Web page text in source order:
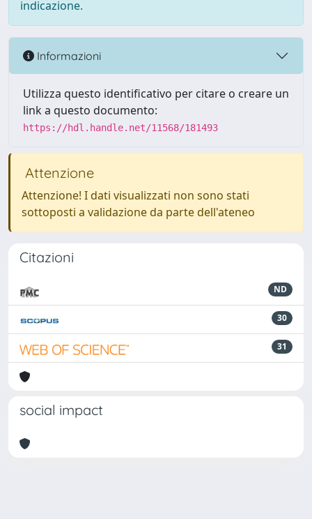
indicazione.
Informazioni
Utilizza questo identificativo per citare o creare un
link a questo documento:
https://hdl.handle.net/11568/181493
Attenzione
Attenzione! I dati visualizzati non sono stati
sottoposti a validazione da parte dell'ateneo
Citazioni
ND
30
31
social impact